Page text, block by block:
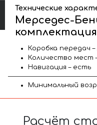
Технические
Мерседес-
комплектация
Коробка передач
Количество мест
Навигация – есть
Минимальный
Расчёт